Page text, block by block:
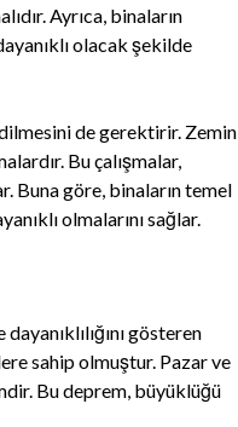
Ayrıca, binaların
olacak şekilde
de gerektirir. Zemin
Bu çalışmalar,
Buna göre, binaların temel
olmalarını sağlar.
gösteren
sahip olmuştur. Pazar ve
Bu deprem, büyüklüğü